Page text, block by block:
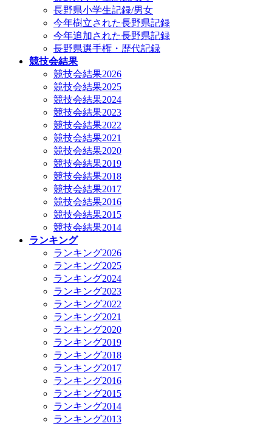
長野県小学生記録/男女
今年樹立された長野県記録
今年追加された長野県記録
長野県選手権・歴代記録
競技会結果
競技会結果2026
競技会結果2025
競技会結果2024
競技会結果2023
競技会結果2022
競技会結果2021
競技会結果2020
競技会結果2019
競技会結果2018
競技会結果2017
競技会結果2016
競技会結果2015
競技会結果2014
ランキング
ランキング2026
ランキング2025
ランキング2024
ランキング2023
ランキング2022
ランキング2021
ランキング2020
ランキング2019
ランキング2018
ランキング2017
ランキング2016
ランキング2015
ランキング2014
ランキング2013